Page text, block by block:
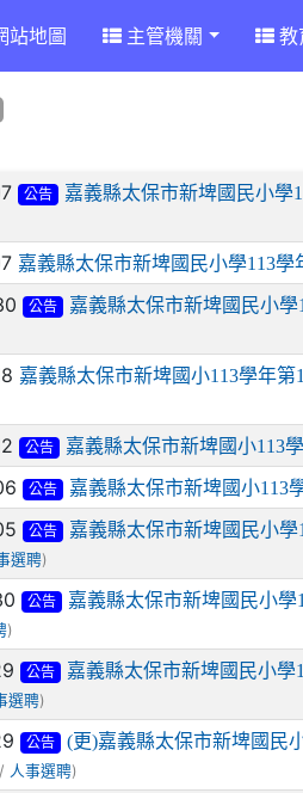
站地圖 主管機關 教
表
公告 嘉義縣太保市新埤國民小學
嘉義縣太保市新埤國民小學113
公告 嘉義縣太保市新埤國民小
嘉義縣太保市新埤國小113學年
公告 嘉義縣太保市新埤國小113
公告 嘉義縣太保市新埤國小113
公告 嘉義縣太保市新埤國民小
選聘)
公告 嘉義縣太保市新埤國民小
)
公告 嘉義縣太保市新埤國民小學
選聘)
公告 (更)嘉義縣太保市新埤國民
人事選聘)